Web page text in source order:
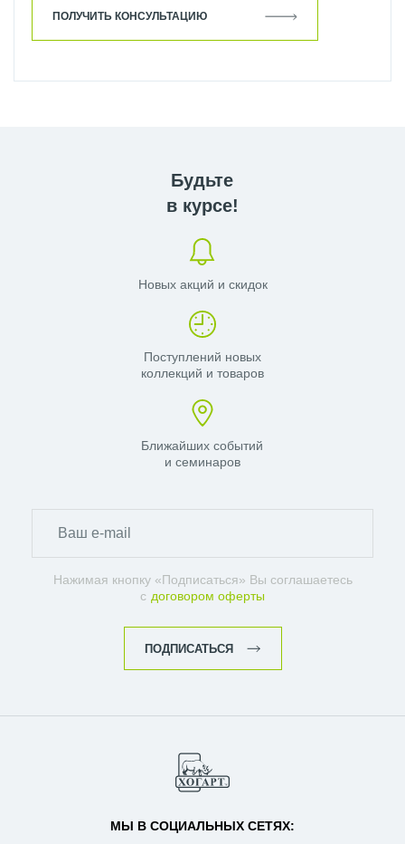
ПОЛУЧИТЬ КОНСУЛЬТАЦИЮ
Будьте
в курсе!
Новых акций и скидок
Поступлений новых
коллекций и товаров
Ближайших событий
и семинаров
Нажимая кнопку «Подписаться» Вы соглашаетесь
с договором оферты
ПОДПИСАТЬСЯ
МЫ В СОЦИАЛЬНЫХ СЕТЯХ: